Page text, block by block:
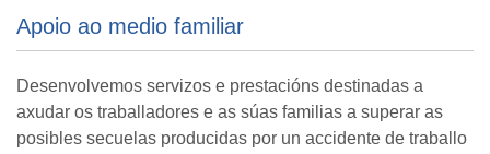
Apoio ao medio familiar
Desenvolvemos servizos e prestacións destinadas a
axudar os traballadores e as súas familias a superar as
posibles secuelas producidas por un accidente de traballo